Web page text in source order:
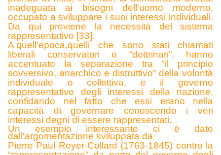
inadeguata ai bisogni dell'uomo moderno,
occupato a sviluppare i suoi interessi individuali.
Da qui proviene la necessità del sistema
rappresentativo [33].
A quell'epoca,quelli che sono stati chiamati
liberali conservatori o “dottrinari”, hanno
accentuato la separazione tra “il principio
sovversivo, anarchico e distruttivo” della volontà
individuale o collettiva, e il governo
rappresentativo degli interessi della nazione,
confidando nel fatto che essi erano nella
capacità di governare conoscendo i veri
interessi degni di essere rappresentati.
Un esempio interessante ci è dato
dall'argomentazione sviluppata da
Pierre Paul Royer-Collard (1763-1845) contro la